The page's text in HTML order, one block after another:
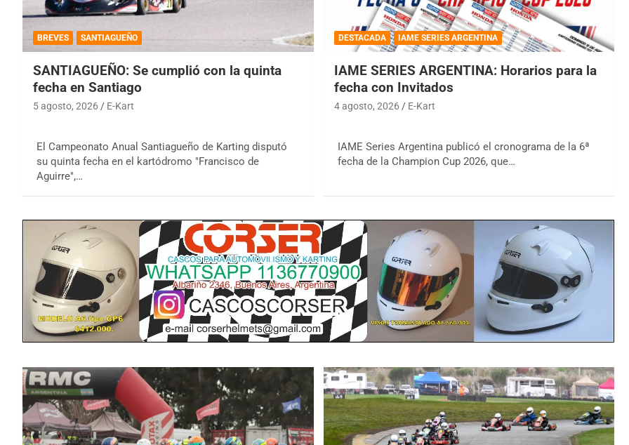
BREVES SANTIAGUEÑO
SANTIAGUEÑO: Se cumplió con la quinta
fecha en Santiago
5 agosto, 2026 E-Kart
El Campeonato Anual Santiagueño de Karting disputó
su quinta fecha en el kartódromo "Francisco de
Aguirre",…
DESTACADA IAME SERIES ARGENTINA
IAME SERIES ARGENTINA: Horarios para la
fecha con Invitados
4 agosto, 2026 E-Kart
IAME Series Argentina publicó el cronograma de la 6ª
fecha de la Champion Cup 2026, que…